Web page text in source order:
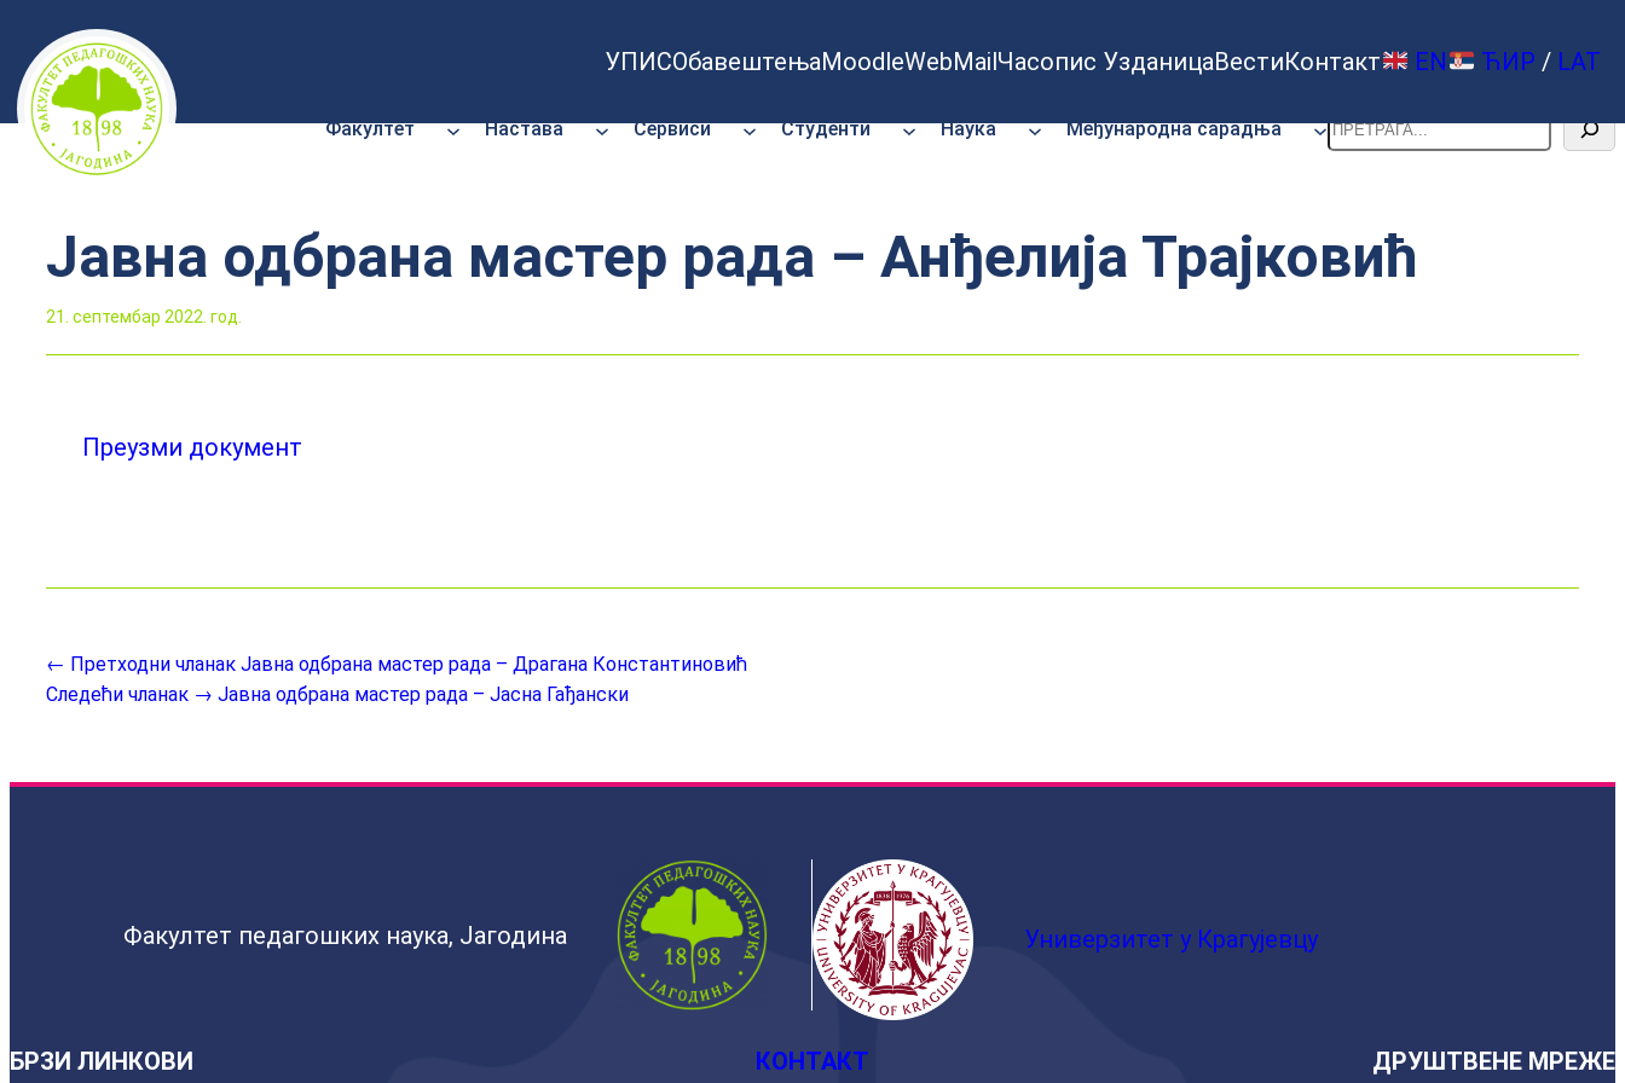
Скочи
на
садржај
УПИСОбавештењаMoodleWebMailЧасопис УзданицаВестиКонтакт EN ЋИР / LAT
Факултет Настава Сервиси Студенти Наука Међународна сарадња Претрага
Јавна одбрана мастер рада – Анђелија Трајковић
21. септембар 2022. год.
Преузми документ
← Претходни чланак Јавна одбрана мастер рада – Драгана Константиновић
Следећи чланак → Јавна одбрана мастер рада – Јаснa Гађански
Факултет педагошких наука, Јагодина Универзитет у Крагујевцу
БРЗИ ЛИНКОВИ КОНТАКТ ДРУШТВЕНЕ МРЕЖЕ